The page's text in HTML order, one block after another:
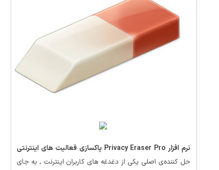
نرم افزار Privacy Eraser Pro پاکسازی فعالیت های اینترنتی
حل کننده‌ی اصلی یکی از دغدغه های کاربران اینترنت , به جای